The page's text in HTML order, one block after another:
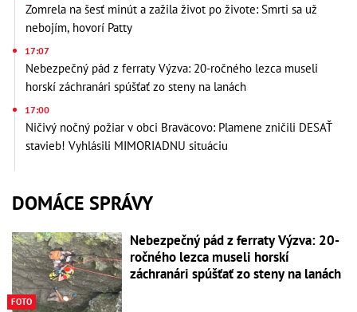
Zomrela na šesť minút a zažila život po živote: Smrti sa už
nebojím, hovorí Patty
17:07
Nebezpečný pád z ferraty Výzva: 20-ročného lezca museli
horskí záchranári spúšťať zo steny na lanách
17:00
Ničivý nočný požiar v obci Braväcovo: Plamene zničili DESAŤ
stavieb! Vyhlásili MIMORIADNU situáciu
DOMÁCE SPRÁVY
FOTO
Nebezpečný pád z ferraty Výzva: 20-
ročného lezca museli horskí
záchranári spúšťať zo steny na lanách